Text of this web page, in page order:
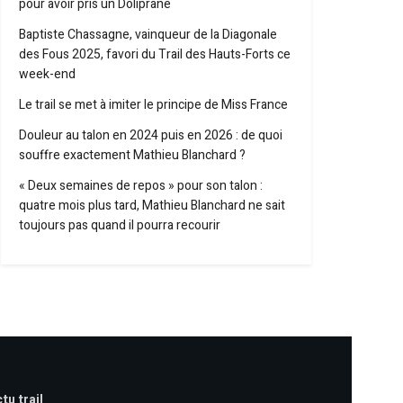
pour avoir pris un Doliprane
Baptiste Chassagne, vainqueur de la Diagonale
des Fous 2025, favori du Trail des Hauts-Forts ce
week-end
Le trail se met à imiter le principe de Miss France
Douleur au talon en 2024 puis en 2026 : de quoi
souffre exactement Mathieu Blanchard ?
« Deux semaines de repos » pour son talon :
quatre mois plus tard, Mathieu Blanchard ne sait
toujours pas quand il pourra recourir